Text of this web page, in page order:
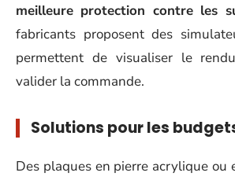
meilleure protection contre les
fabricants proposent des
permettent de visualiser le
valider la commande.
Solutions pour les
Des plaques en pierre acrylique ou